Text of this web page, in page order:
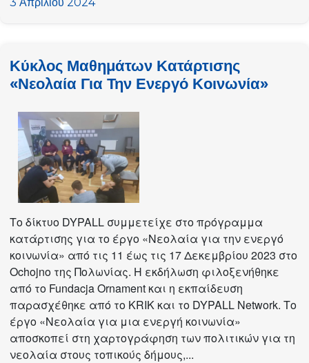
Decision
and
Makers»
(Εγχειρίδιο
κανόνων
για
τους
υπεύθυνους
λήψης
αποφάσεων
και
χάραξης
πολιτικής)
Κύκλος Μαθημάτων Κατάρτισης
«Νεολαία Για Την Ενεργό Κοινωνία»
Το δίκτυο DYPALL συμμετείχε στο πρόγραμμα
κατάρτισης για το έργο «Νεολαία για την ενεργό
κοινωνία» από τις 11 έως τις 17 Δεκεμβρίου 2023 στο
Ochojno της Πολωνίας. Η εκδήλωση φιλοξενήθηκε
από το Fundacja Ornament και η εκπαίδευση
παρασχέθηκε από το KRIK και το DYPALL Network. Το
έργο «Νεολαία για μια ενεργή κοινωνία»
αποσκοπεί στη χαρτογράφηση των πολιτικών για τη
νεολαία στους τοπικούς δήμους,...